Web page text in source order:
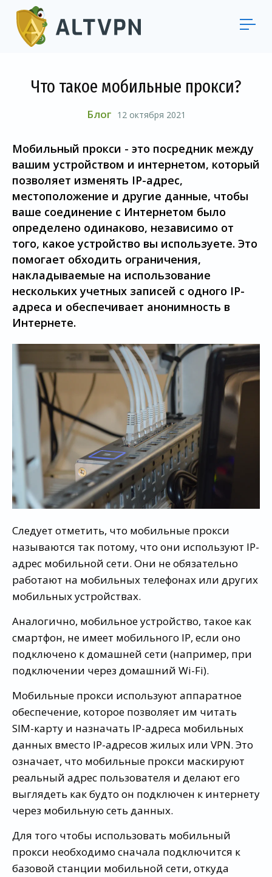
Что такое мобильные прокси?
Блог 12 октября 2021
Мобильный прокси - это посредник между
вашим устройством и интернетом, который
позволяет изменять IP-адрес,
местоположение и другие данные, чтобы
ваше соединение с Интернетом было
определено одинаково, независимо от
того, какое устройство вы используете. Это
помогает обходить ограничения,
накладываемые на использование
нескольких учетных записей с одного IP-
адреса и обеспечивает анонимность в
Интернете.
Следует отметить, что мобильные прокси
называются так потому, что они используют IP-
адрес мобильной сети. Они не обязательно
работают на мобильных телефонах или других
мобильных устройствах.
Аналогично, мобильное устройство, такое как
смартфон, не имеет мобильного IP, если оно
подключено к домашней сети (например, при
подключении через домашний Wi-Fi).
Мобильные прокси используют аппаратное
обеспечение, которое позволяет им читать
SIM-карту и назначать IP-адреса мобильных
данных вместо IP-адресов жилых или VPN. Это
означает, что мобильные прокси маскируют
реальный адрес пользователя и делают его
выглядеть как будто он подключен к интернету
через мобильную сеть данных.
Для того чтобы использовать мобильный
прокси необходимо сначала подключится к
базовой станции мобильной сети, откуда